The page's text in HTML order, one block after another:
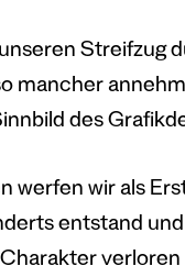
Streifzug
mancher
des
werfen wir als
entstand
verloren